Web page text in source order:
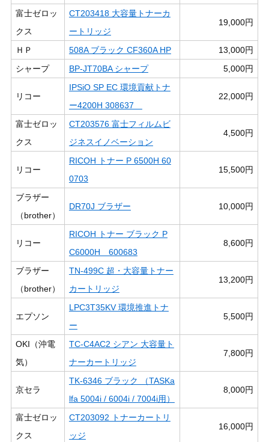
富士ゼロッ
クス
CT203418 大容量トナーカ
ートリッジ
19,000円
ＨＰ 508A ブラック CF360A HP
13,000円
シャープ
BP-JT70BA シャープ 5,000円
リコー
IPSiO SP EC 環境貢献トナ
ー4200H 308637
22,000円
富士ゼロッ
クス
CT203576 富士フィルムビ
ジネスイノベーション
4,500円
リコー
RICOH トナー P 6500H 60
0703
15,500円
ブラザー
（brother）
DR70J ブラザー 10,000円
リコー
RICOH トナー ブラック P
C6000H 600683
8,600円
ブラザー
（brother）
TN-499C 超・大容量トナー
カートリッジ
13,200円
エプソン
LPC3T35KV 環境推進トナ
ー
5,500円
OKI（沖電
気）
TC-C4AC2 シアン 大容量ト
ナーカートリッジ
7,800円
京セラ
TK-6346 ブラック （TASKa
lfa 5004i / 6004i / 7004i用）
8,000円
富士ゼロッ
クス
CT203092 トナーカートリ
ッジ
16,000円